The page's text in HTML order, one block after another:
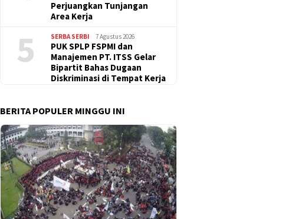
Perjuangkan Tunjangan
Area Kerja
5 SERBA SERBI 7 Agustus 2026
PUK SPLP FSPMI dan
Manajemen PT. ITSS Gelar
Bipartit Bahas Dugaan
Diskriminasi di Tempat Kerja
BERITA POPULER MINGGU INI